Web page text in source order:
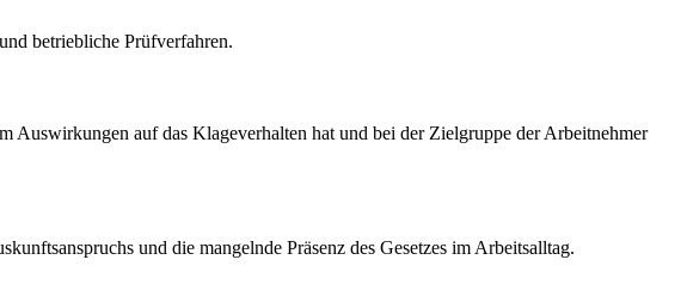
betriebliche Prüfverfahren.
Auswirkungen auf das Klageverhalten hat und bei der Zielgruppe der Arbeitnehmer
und die mangelnde Präsenz des Gesetzes im Arbeitsalltag.